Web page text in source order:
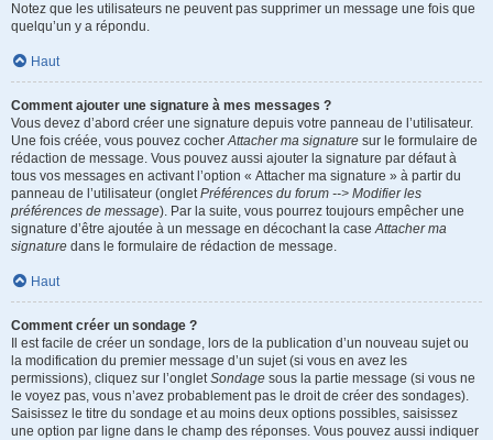
Notez que les utilisateurs ne peuvent pas supprimer un message une fois que
quelqu’un y a répondu.
Haut
Comment ajouter une signature à mes messages ?
Vous devez d’abord créer une signature depuis votre panneau de l’utilisateur.
Une fois créée, vous pouvez cocherAttacher ma signature sur le formulaire de
rédaction de message. Vous pouvez aussi ajouter la signature par défaut à
tous vos messages en activant l’option « Attacher ma signature » à partir du
panneau de l’utilisateur (ongletPréférences du forum --> Modifier les
préférences de message). Par la suite, vous pourrez toujours empêcher une
signature d’être ajoutée à un message en décochant la caseAttacher ma
signature dans le formulaire de rédaction de message.
Haut
Comment créer un sondage ?
Il est facile de créer un sondage, lors de la publication d’un nouveau sujet ou
la modification du premier message d’un sujet (si vous en avez les
permissions), cliquez sur l’ongletSondage sous la partie message (si vous ne
le voyez pas, vous n’avez probablement pas le droit de créer des sondages).
Saisissez le titre du sondage et au moins deux options possibles, saisissez
une option par ligne dans le champ des réponses. Vous pouvez aussi indiquer